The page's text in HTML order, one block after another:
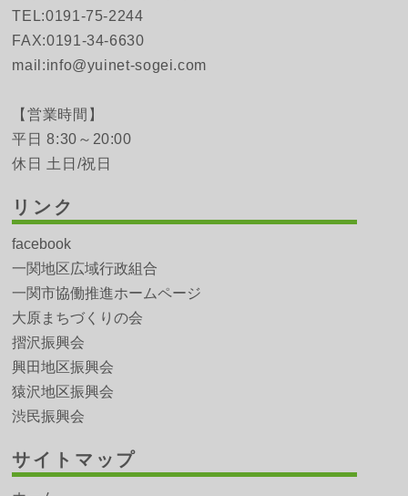
TEL:0191-75-2244
FAX:0191-34-6630
mail:info@yuinet-sogei.com
【営業時間】
平日 8:30～20:00
休日 土日/祝日
リンク
facebook
一関地区広域行政組合
一関市協働推進ホームページ
大原まちづくりの会
摺沢振興会
興田地区振興会
猿沢地区振興会
渋民振興会
サイトマップ